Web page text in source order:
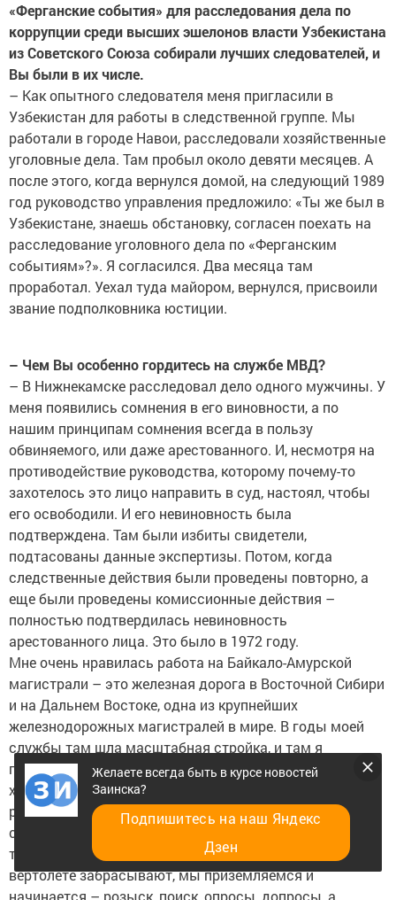
«Ферганские события» для расследования дела по
коррупции среди высших эшелонов власти Узбекистана
из Советского Союза собирали лучших следователей, и
Вы были в их числе.
– Как опытного следователя меня пригласили в
Узбекистан для работы в следственной группе. Мы
работали в городе Навои, расследовали хозяйственные
уголовные дела. Там пробыл около девяти месяцев. А
после этого, когда вернулся домой, на следующий 1989
год руководство управления предложило: «Ты же был в
Узбекистане, знаешь обстановку, согласен поехать на
расследование уголовного дела по «Ферганским
событиям»?». Я согласился. Два месяца там
проработал. Уехал туда майором, вернулся, присвоили
звание подполковника юстиции.
– Чем Вы особенно гордитесь на службе МВД?
– В Нижнекамске расследовал дело одного мужчины. У
меня появились сомнения в его виновности, а по
нашим принципам сомнения всегда в пользу
обвиняемого, или даже арестованного. И, несмотря на
противодействие руководства, которому почему-то
захотелось это лицо направить в суд, настоял, чтобы
его освободили. И его невиновность была
подтверждена. Там были избиты свидетели,
подтасованы данные экспертизы. Потом, когда
следственные действия были проведены повторно, а
еще были проведены комиссионные действия –
полностью подтвердилась невиновность
арестованного лица. Это было в 1972 году.
Мне очень нравилась работа на Байкало-Амурской
магистрали – это железная дорога в Восточной Сибири
и на Дальнем Востоке, одна из крупнейших
железнодорожных магистралей в мире. В годы моей
службы там шла масштабная стройка, и там я
приобрел большой опыт следовательской работы. И
хотя мы, сотрудники милиции шпалы не носили,
рельсы не устанавливали, но охраняли мирный труд
строителей. Бывало, если случится происшествие на
трассе, нас – следственно оперативную группу туда на
вертолете забрасывают, мы приземляемся и
Желаете всегда быть в курсе новостей
Заинска?
Подпишитесь на наш Яндекс
Дзен